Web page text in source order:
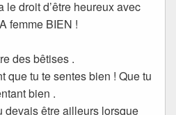
le droit d’être heureux avec
femme BIEN !
des bêtises .
que tu te sentes bien ! Que tu
bien .
devais être ailleurs lorsque